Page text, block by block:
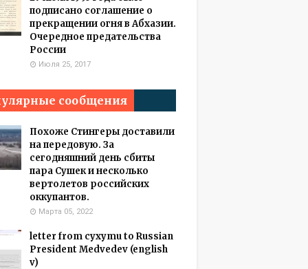
подписано соглашение о
прекращении огня в Абхазии.
Очередное предательства
России
Июля 25, 2017
сообщения
Похоже Стингеры доставили
на передовую. За
сегодняшний день сбиты
пара Сушек и несколько
вертолетов российских
оккупантов.
Марта 05, 2022
letter from cyxymu to Russian
President Medvedev (english
v)